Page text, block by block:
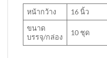
หน้ากว้าง 16 นิ้ว
ขนาด
บรรจุ/กล่อง
10 ชุด